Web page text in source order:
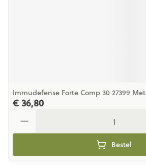
Immudefense Forte Comp 30 27399
€ 36,80
Bestel